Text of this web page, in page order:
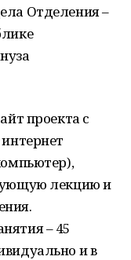
Отделения –
проекта с
лекцию и
– 45
и в